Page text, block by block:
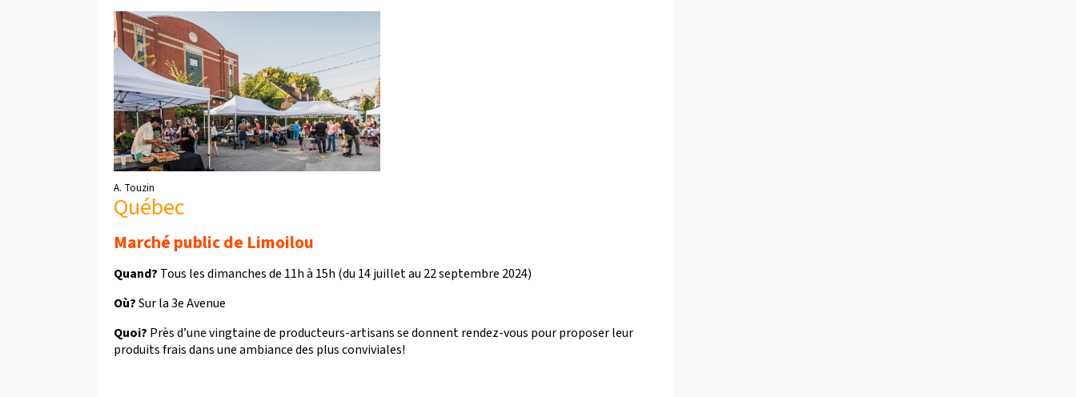
A. Touzin
Québec
Marché public de Limoilou
Quand? Tous les dimanches de 11h à 15h (du 14 juillet au 22 septembre 2024)
Où?Sur la 3e Avenue
Quoi? Près d’une vingtaine de producteurs-artisans se donnent rendez-vous pour proposer leur
produits frais dans une ambiance des plus conviviales!